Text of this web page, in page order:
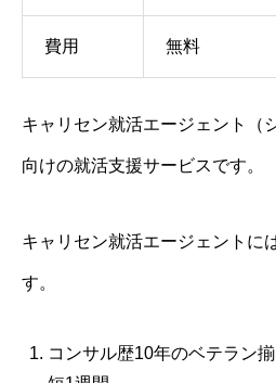
費用 無料
キャリセン就活エージェント（
向けの就活支援サービスです。
キャリセン就活エージェントに
す。
コンサル歴10年のベテラン